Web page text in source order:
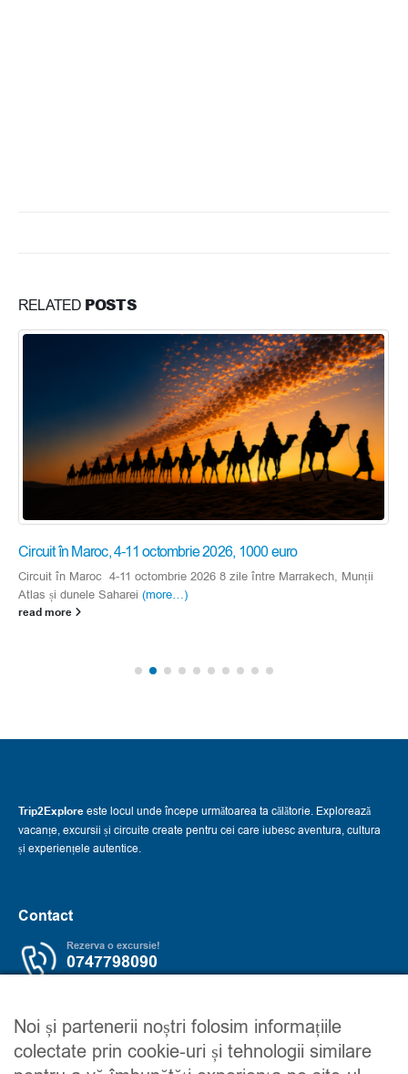
RELATED POSTS
Circuit în Maroc, 4-11 octombrie 2026, 1000 euro
Circuit în Maroc 4-11 octombrie 2026 8 zile între Marrakech, Munții
Atlas și dunele Saharei (more…)
read more
Trip2Exploreeste locul unde începe următoarea ta călătorie. Explorează
vacanțe, excursii și circuite create pentru cei care iubesc aventura, cultura
și experiențele autentice.
Contact
Rezerva o excursie!
0747798090
Servicii
Excursii
Trip2explore
Despre noi
Noi și partenerii noștri folosim informațiile
colectate prin cookie-uri și tehnologii similare